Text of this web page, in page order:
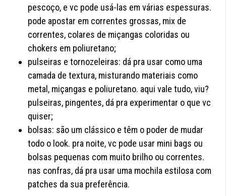
pescoço, e vc pode usá-las em várias espessuras.
pode apostar em correntes grossas, mix de
correntes, colares de miçangas coloridas ou
chokers em poliuretano;
pulseiras e tornozeleiras: dá pra usar como uma
camada de textura, misturando materiais como
metal, miçangas e poliuretano. aqui vale tudo, viu?
pulseiras, pingentes, dá pra experimentar o que vc
quiser;
bolsas: são um clássico e têm o poder de mudar
todo o look. pra noite, vc pode usar mini bags ou
bolsas pequenas com muito brilho ou correntes.
nas confras, dá pra usar uma mochila estilosa com
patches da sua preferência.